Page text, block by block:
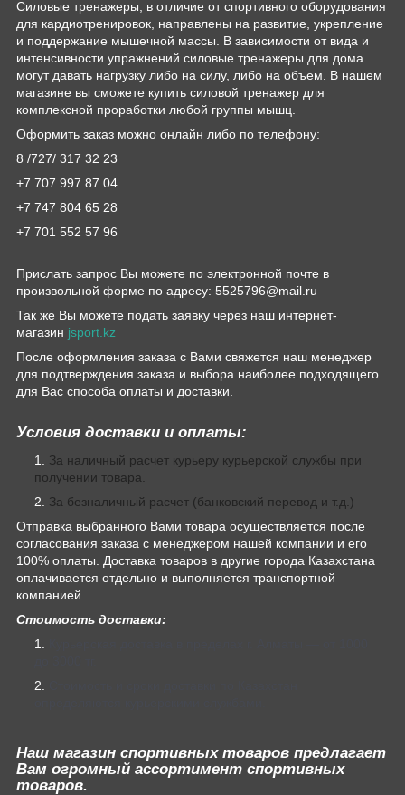
Силовые тренажеры, в отличие от спортивного оборудования
для кардиотренировок, направлены на развитие, укрепление
и поддержание мышечной массы. В зависимости от вида и
интенсивности упражнений силовые тренажеры для дома
могут давать нагрузку либо на силу, либо на объем. В нашем
магазине вы сможете купить силовой тренажер для
комплексной проработки любой группы мышц.
Оформить заказ можно онлайн либо по телефону:
8 /727/ 317 32 23
+7 707 997 87 04
+7 747 804 65 28
+7 701 552 57 96
Прислать запрос Вы можете по электронной почте в
произвольной форме по адресу: 5525796@mail.ru
Так же Вы можете подать заявку через наш интернет-
магазин jsport.kz
После оформления заказа с Вами свяжется наш менеджер
для подтверждения заказа и выбора наиболее подходящего
для Вас способа оплаты и доставки.
Условия доставки и оплаты:
За наличный расчет курьеру курьерской службы при
получении товара.
За безналичный расчет (банковский перевод и т.д.)
Отправка выбранного Вами товара осуществляется после
согласования заказа с менеджером нашей компании и его
100% оплаты. Доставка товаров в другие города Казахстана
оплачивается отдельно и выполняется транспортной
компанией
Стоимость доставки:
Наш магазин спортивных товаров предлагает
Вам огромный ассортимент спортивных
товаров.